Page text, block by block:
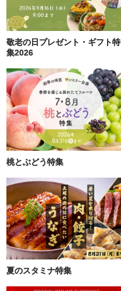
敬老の日プレゼント・ギフト特
集2026
桃とぶどう特集
夏のスタミナ特集